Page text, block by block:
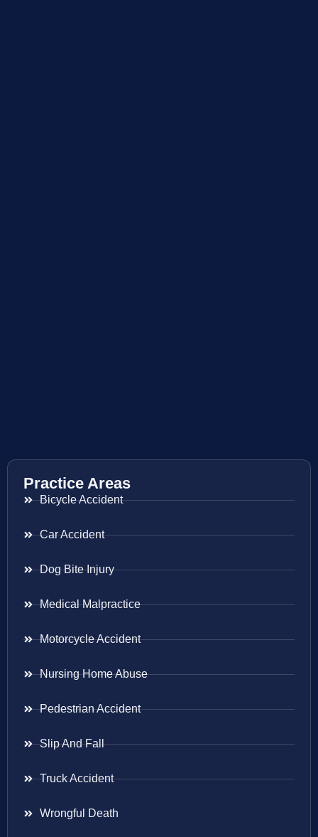
Practice Areas
Bicycle Accident
Car Accident
Dog Bite Injury
Medical Malpractice
Motorcycle Accident
Nursing Home Abuse
Pedestrian Accident
Slip And Fall
Truck Accident
Wrongful Death